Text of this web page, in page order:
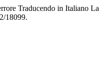
Traducendo in Italiano
18099.